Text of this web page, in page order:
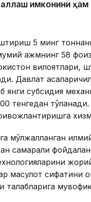
имконини
5 минг
ҳажмнинг 58
вилоятлари,
Давлат
янги субсидия
тенгедан
мўлжалланган
самарали
маҳсулот